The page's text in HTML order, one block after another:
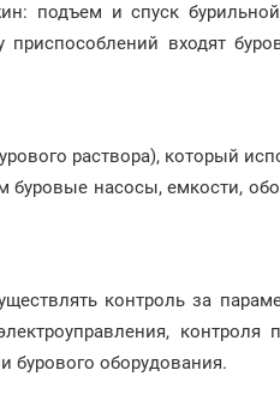
подъем и спуск
входят
раствора), который
насосы, емкости,
контроль за
контроля
бурового оборудования.